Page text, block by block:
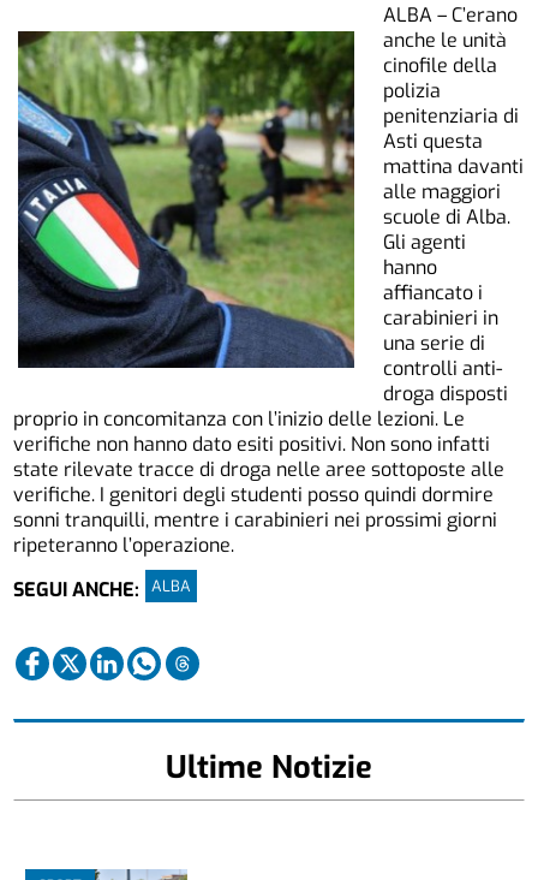
ALBA – C’erano
anche le unità
cinofile della
polizia
penitenziaria di
Asti questa
mattina davanti
alle maggiori
scuole di Alba.
Gli agenti
hanno
affiancato i
carabinieri in
una serie di
controlli anti-
droga disposti
proprio in concomitanza con l’inizio delle lezioni. Le
verifiche non hanno dato esiti positivi. Non sono infatti
state rilevate tracce di droga nelle aree sottoposte alle
verifiche. I genitori degli studenti posso quindi dormire
sonni tranquilli, mentre i carabinieri nei prossimi giorni
ripeteranno l’operazione.
SEGUI ANCHE:
ALBA
Ultime Notizie